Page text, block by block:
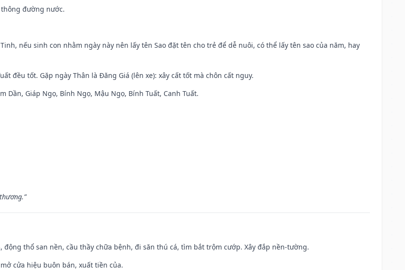
đường nước.
nếu sinh con nhằm ngày này nên lấy tên Sao đặt tên cho trẻ để dễ nuôi, có thể lấy tên sao của năm, hay
đều tốt. Gặp ngày Thân là Đăng Giá (lên xe): xây cất tốt mà chôn cất nguy.
Dần, Giáp Ngọ, Bính Ngọ, Mậu Ngọ, Bính Tuất, Canh Tuất.
động thổ san nền, cầu thầy chữa bệnh, đi săn thú cá, tìm bắt trộm cướp. Xây đắp nền-tường.
cửa hiệu buôn bán, xuất tiền của.